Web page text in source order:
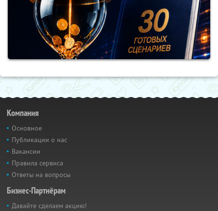
Компания
Основное
Публикации о нас
Вакансии
Правила сервиса
Ответы на вопросы
Бизнес-Партнёрам
Давайте сделаем акцию!